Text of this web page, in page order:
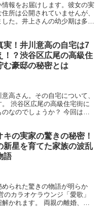
報をお届けします。彼女の実
所は公開されていませんが、
た。井上さんの幼少期は多く
実！井川意高の自宅は7
！？渋谷区広尾の高級住
む豪邸の秘密とは
高さん。その自宅について、
渋谷区広尾の高級住宅街に
なのでしょうか？ 今回は、
キの実家の驚きの秘密！
新星を育てた家族の波乱
語
られた驚きの物語が明らか
カラオケラウンジ「愛歌」
かれます。 両親の離婚、厳